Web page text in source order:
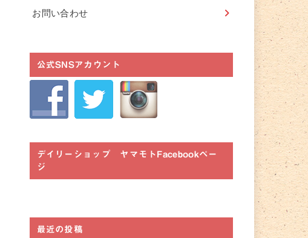
お問い合わせ
公式SNSアカウント
デイリーショップ ヤマモトFacebookペー
ジ
最近の投稿